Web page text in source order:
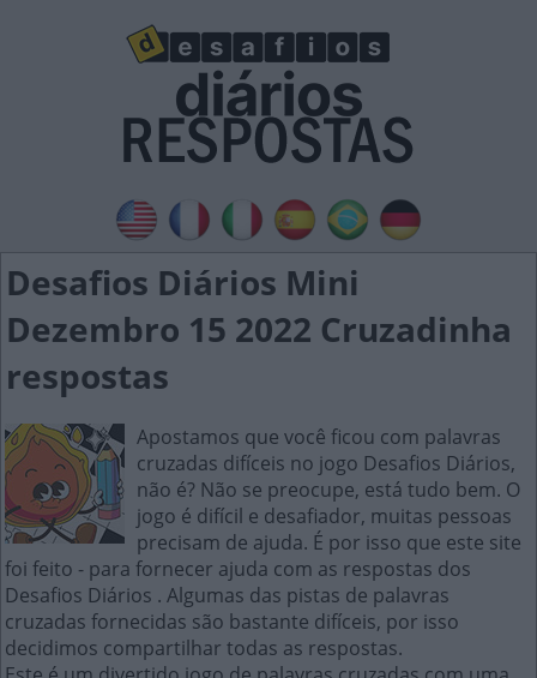
Desafios Diários Mini
Dezembro 15 2022 Cruzadinha
respostas
Apostamos que você ficou com palavras
cruzadas difíceis no jogo Desafios Diários,
não é? Não se preocupe, está tudo bem. O
jogo é difícil e desafiador, muitas pessoas
precisam de ajuda. É por isso que este site
foi feito - para fornecer ajuda com as respostas dos
Desafios Diários . Algumas das pistas de palavras
cruzadas fornecidas são bastante difíceis, por isso
decidimos compartilhar todas as respostas.